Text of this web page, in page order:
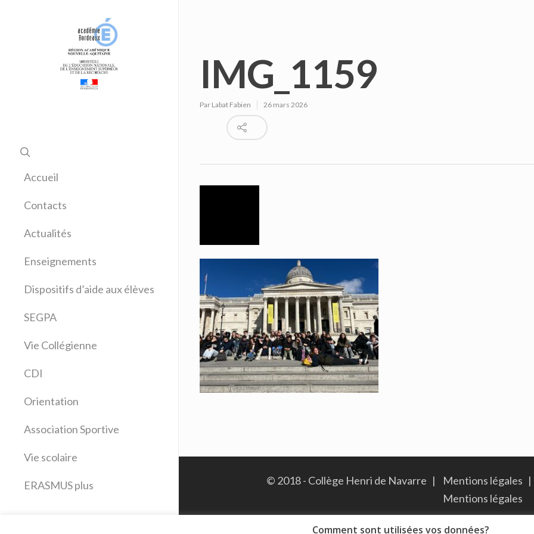
Accueil
Contacts
Actualités
Enseignements
Allemand
Anglais
Arts plastiques
Education musicale
Espagnol
Français
Latin
Sciences physiques
Technologie
Dispositifs d’aide aux élèves
SEGPA
Vie Collégienne
CDI
Orientation
Association Sportive
Vie scolaire
ERASMUS plus
IMG_1159
Par Labat Fabien 26 mars 2026
© 2018 - Collège Henri de Navarre | Mentions légales |
Mentions légales
Comment sont utilisées vos données?